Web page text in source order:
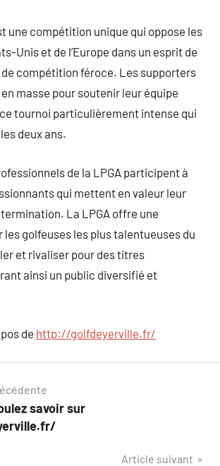
une compétition unique qui oppose les
Unis et de l’Europe dans un esprit de
compétition féroce. Les supporters
masse pour soutenir leur équipe
tournoi particulièrement intense qui
deux ans.
de la LPGA participent à
qui mettent en valeur leur
La LPGA offre une
golfeuses les plus talentueuses du
et rivaliser pour des titres
ainsi un public diversifié et
de http://golfdeyerville.fr/
savoir sur
Article suivant